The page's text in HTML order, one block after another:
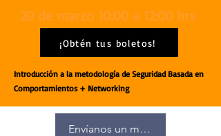
20 de marzo 10:00 a 12:00 hrs
¡Obtén tus boletos!
Introducción a la metodología de Seguridad Basada en
Comportamientos + Networking
Envíanos un mensaje